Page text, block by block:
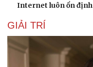
Internet luôn ổn định
GIẢI TRÍ